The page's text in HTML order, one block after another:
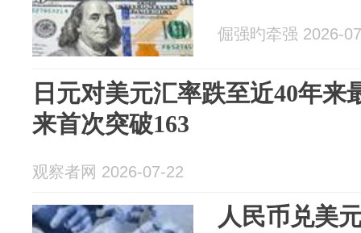
倔强旳牵强 2026-
日元对美元汇率跌至近40年来
来首次突破163
观察者网 2026-07-22
人民币兑美